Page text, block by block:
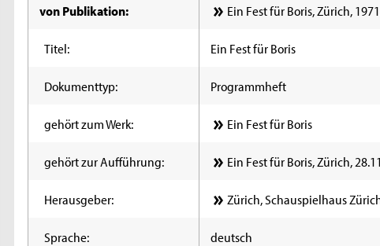
von Publikation: Ein Fest für Boris, Zürich,
Titel: Ein Fest für Boris
Dokumenttyp: Programmheft
gehört zum Werk: Ein Fest für Boris
gehört zur Aufführung: Ein Fest für Boris, Zürich,
Herausgeber: Zürich, Schauspielhaus
Sprache: deutsch